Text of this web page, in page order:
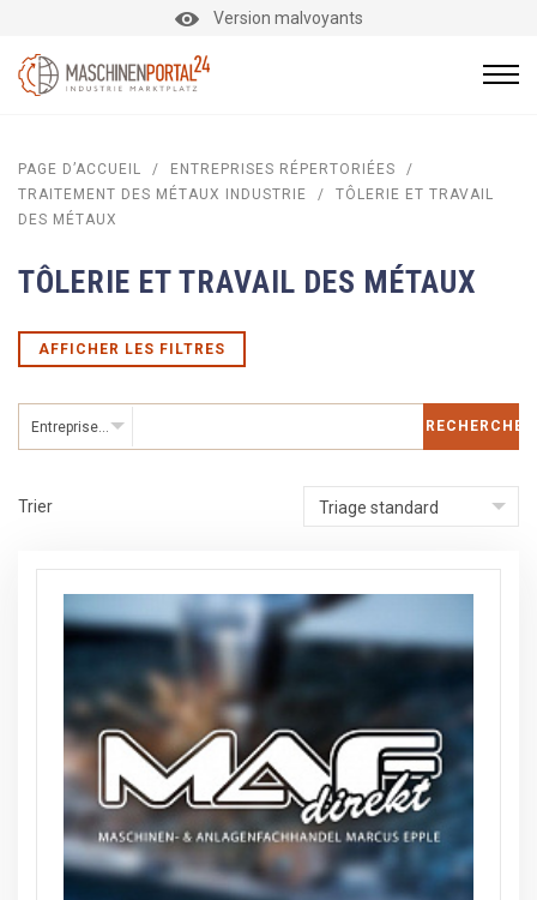
Version malvoyants
PAGE D’ACCUEIL / ENTREPRISES RÉPERTORIÉES
/
TRAITEMENT DES MÉTAUX INDUSTRIE
/
TÔLERIE ET TRAVAIL
DES MÉTAUX
TÔLERIE ET TRAVAIL DES MÉTAUX
AFFICHER LES FILTRES
RECHERCHER
Trier Triage standard